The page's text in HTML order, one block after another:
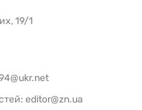
19/1
editor@zn.ua